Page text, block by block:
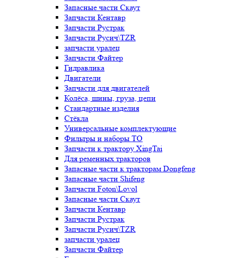
Запасные части Скаут
Запчасти Кентавр
Запчасти Рустрак
Запчасти Русич\TZR
запчасти уралец
Запчасти Файтер
Гидравлика
Двигатели
Запчасти для двигателей
Колёса, шины, груза, цепи
Стандартные изделия
Стёкла
Универсальные комплектующие
Фильтры и наборы ТО
Запчасти к трактору XingTai
Для ременных тракторов
Запасные части к тракторам Dongfeng
Запасные части Shifeng
Запчасти Foton\Lovol
Запасные части Скаут
Запчасти Кентавр
Запчасти Рустрак
Запчасти Русич\TZR
запчасти уралец
Запчасти Файтер